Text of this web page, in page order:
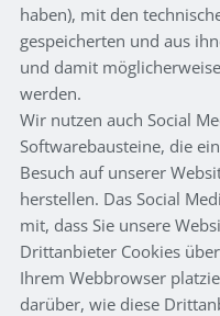
haben), mit den
gespeicherten und aus
und damit
werden.
Wir nutzen auch Social
Softwarebausteine, die
Besuch auf unserer
herstellen. Das Social
mit, dass Sie unsere
Drittanbieter Cookies
Ihrem Webbrowser
darüber, wie diese